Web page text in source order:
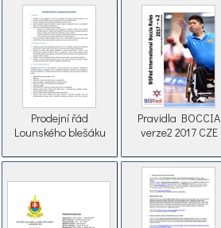
Prodejní řád
Lounského blešáku
Pravidla BOCCIA
verze2 2017 CZE